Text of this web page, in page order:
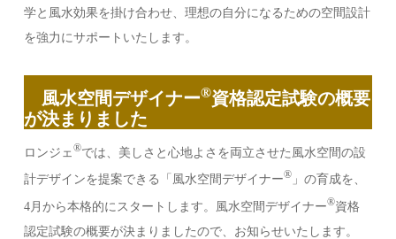
学と風水効果を掛け合わせ、理想の自分になるための空間設計
を強力にサポートいたします。
風水空間デザイナー®︎資格認定試験の概要
が決まりました
ロンジェ®︎では、美しさと心地よさを両立させた風水空間の設
計デザインを提案できる「風水空間デザイナー®︎ 」の育成を、
4月から本格的にスタートします。風水空間デザイナー®︎資格
認定試験の概要が決まりましたので、お知らせいたします。